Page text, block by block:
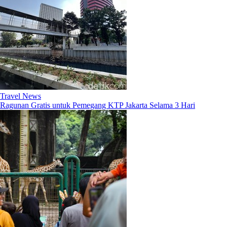
Travel News
Ragunan Gratis untuk Pemegang KTP Jakarta Selama 3 Hari